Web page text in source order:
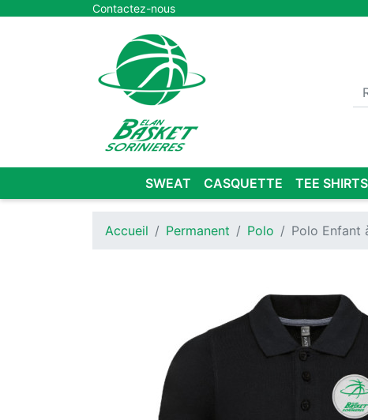
Contactez-nous
SWEAT CASQUETTE TEE SHIRTS
Accueil Permanent Polo Polo Enfant